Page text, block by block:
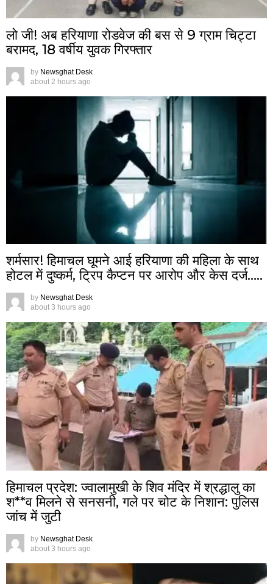
लो जी! अब हरियाणा रोडवेज की बस से 9 ग्राम चिट्टा
बरामद, 18 वर्षीय युवक गिरफ्तार
by Newsghat Desk
about 2 hours ago
शर्मसार! हिमाचल घूमने आई हरियाणा की महिला के साथ
होटल में दुष्कर्म, ट्रिप कैप्टन पर आरोप और केस दर्ज…..
by Newsghat Desk
about 3 hours ago
हिमाचल प्रदेश: ज्वालामुखी के शिव मंदिर में श्रद्धालु का
श**व मिलने से सनसनी, गले पर चोट के निशान: पुलिस
जांच में जुटी
by Newsghat Desk
about 3 hours ago